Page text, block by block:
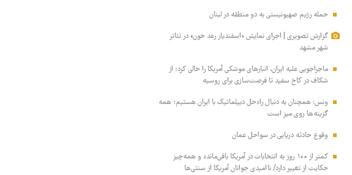
حمله رژیم صهیونیستی به دو منطقه در لبنان
گزارش تصویری | اجرای نمایش «اسفندیار رعد خون» در تئاتر
شهر مشهد
ماجراجویی علیه ایران، انبارهای موشکی آمریکا را خالی کرد؛ از
شکاف در کاخ سفید تا فرصت‌سازی برای روسیه
ونس: همچنان به دنبال راه‌حل دیپلماتیک با ایران هستیم؛ همه
گزینه‌ها روی میز است
وقوع حادثه دریایی در سواحل عمان
کمتر از ۱۰۰ روز به انتخابات در آمریکا باقی‌مانده و همه‌چیز
حکایت از تغییر دارد/ ناامیدی جوانان آمریکا از سنتی‌ها